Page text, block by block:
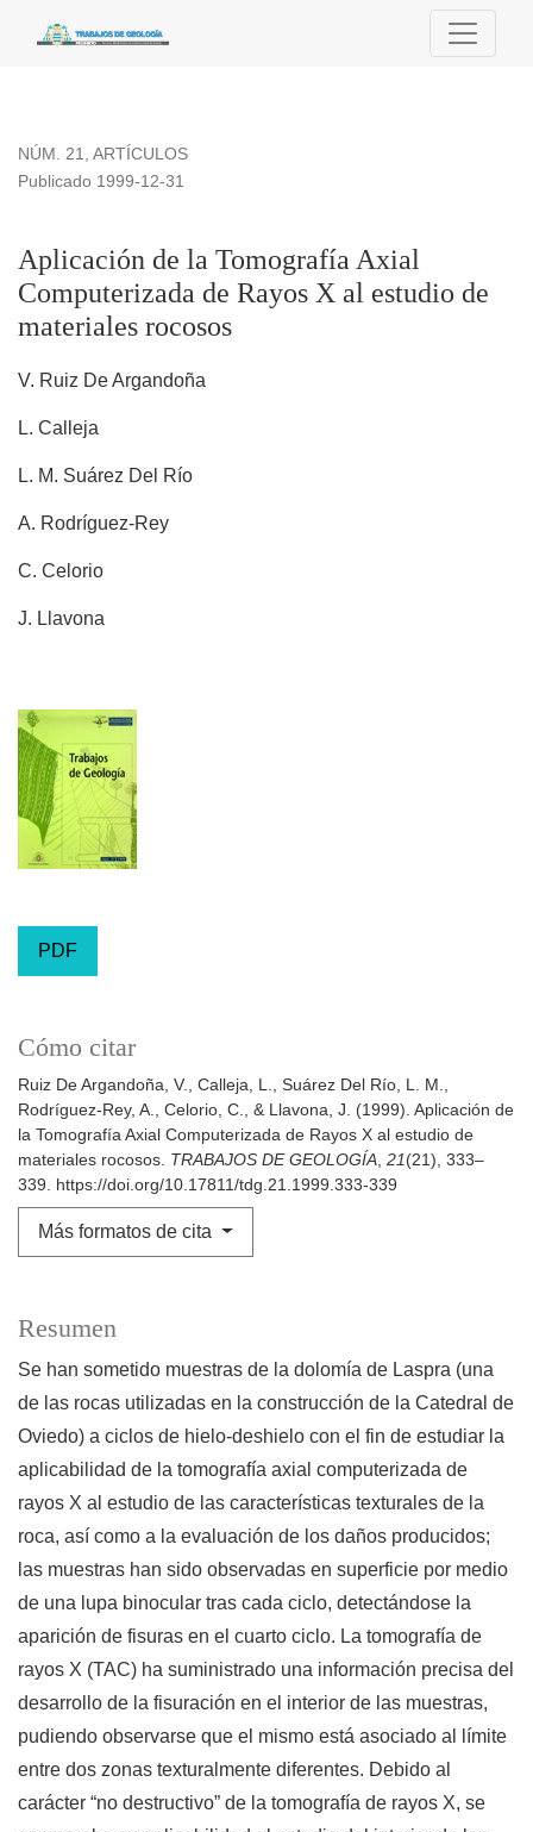
Aplicación de la Tomografía Axial Computerizada de Rayos
NÚM. 21, ARTÍCULOS
Aplicación de la Tomografía Axial
Computerizada de Rayos X al estudio de
materiales rocosos
Publicado 1999-12-31
V. Ruiz De Argandoña
L. Calleja
L. M. Suárez Del Río
A. Rodríguez-Rey
C. Celorio
J. Llavona
PDF
Cómo citar
Ruiz De Argandoña, V., Calleja, L., Suárez Del Río, L. M.,
Rodríguez-Rey, A., Celorio, C., & Llavona, J. (1999). Aplicación de
la Tomografía Axial Computerizada de Rayos X al estudio de
materiales rocosos. TRABAJOS DE GEOLOGÍA, 21(21), 333–
339. https://doi.org/10.17811/tdg.21.1999.333-339
Más formatos de cita
Resumen
Se han sometido muestras de la dolomía de Laspra (una
de las rocas utilizadas en la construcción de la Catedral de
Oviedo) a ciclos de hielo-deshielo con el fin de estudiar la
aplicabilidad de la tomografía axial computerizada de
rayos X al estudio de las características texturales de la
roca, así como a la evaluación de los daños producidos;
las muestras han sido observadas en superficie por medio
de una lupa binocular tras cada ciclo, detectándose la
aparición de fisuras en el cuarto ciclo. La tomografía de
rayos X (TAC) ha suministrado una información precisa del
desarrollo de la fisuración en el interior de las muestras,
pudiendo observarse que el mismo está asociado al límite
entre dos zonas texturalmente diferentes. Debido al
carácter “no destructivo” de la tomografía de rayos X, se